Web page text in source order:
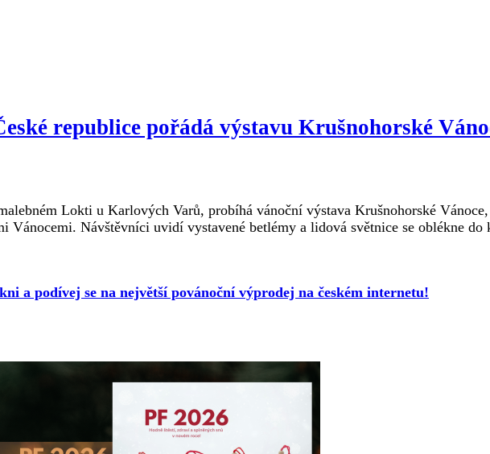
republice pořádá výstavu Krušnohorské
Lokti u Karlových Varů, probíhá vánoční výstava Krušnohorské
Vánocemi. Návštěvníci uvidí vystavené betlémy a lidová světnice se oblékne
a podívej se na největší povánoční výprodej na českém internetu!